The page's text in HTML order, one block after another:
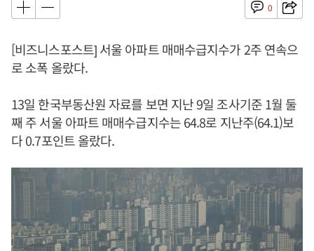
0
[비즈니스포스트] 서울 아파트 매매수급지수가 2주 연속으
로 소폭 올랐다.
13일 한국부동산원 자료를 보면 지난 9일 조사기준 1월 둘
째 주 서울 아파트 매매수급지수는 64.8로 지난주(64.1)보
다 0.7포인트 올랐다.